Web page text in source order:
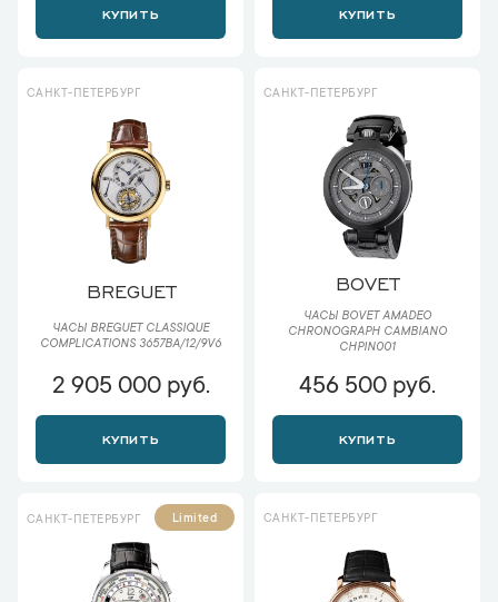
КУПИТЬ КУПИТЬ
САНКТ-ПЕТЕРБУРГ
BREGUET
ЧАСЫ BREGUET CLASSIQUE
COMPLICATIONS 3657BA/12/9V6
2 905 000 руб.
КУПИТЬ
САНКТ-ПЕТЕРБУРГ
BOVET
ЧАСЫ BOVET AMADEO
CHRONOGRAPH CAMBIANO
CHPIN001
456 500 руб.
КУПИТЬ
САНКТ-ПЕТЕРБУРГ Limited САНКТ-ПЕТЕРБУРГ